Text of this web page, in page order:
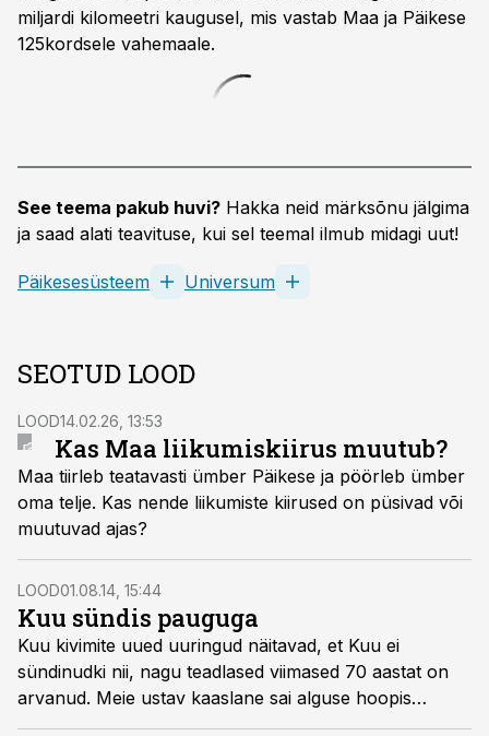
miljardi kilomeetri kaugusel, mis vastab Maa ja Päikese
125kordsele vahemaale.
See teema pakub huvi? Hakka neid märksõnu jälgima
ja saad alati teavituse, kui sel teemal ilmub midagi uut!
Päikesesüsteem Universum
SEOTUD LOOD
LOOD14.02.26, 13:53
Kas Maa liikumiskiirus muutub?
Maa tiirleb teatavasti ümber Päikese ja pöörleb ümber
oma telje. Kas nende liikumiste kiirused on püsivad või
muutuvad ajas?
LOOD01.08.14, 15:44
Kuu sündis pauguga
Kuu kivimite uued uuringud näitavad, et Kuu ei
sündinudki nii, nagu teadlased viimased 70 aastat on
arvanud. Meie ustav kaaslane sai alguse hoopis
võimsas kokkupõrkes, mis ähvardas Maa